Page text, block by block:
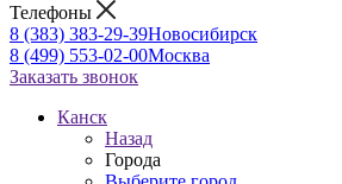
Телефоны
8 (383) 383-29-39Новосибирск
8 (499) 553-02-00Москва
Заказать звонок
Канск
Назад
Города